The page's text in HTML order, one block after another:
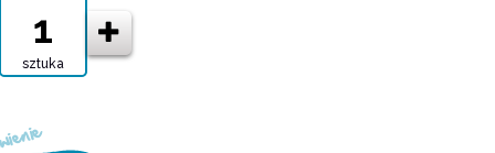
sztuka